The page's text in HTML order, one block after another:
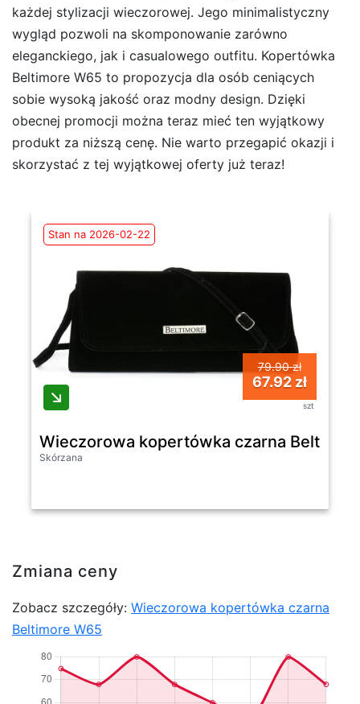
każdej stylizacji wieczorowej. Jego minimalistyczny
wygląd pozwoli na skomponowanie zarówno
eleganckiego, jak i casualowego outfitu. Kopertówka
Beltimore W65 to propozycja dla osób ceniących
sobie wysoką jakość oraz modny design. Dzięki
obecnej promocji można teraz mieć ten wyjątkowy
produkt za niższą cenę. Nie warto przegapić okazji i
skorzystać z tej wyjątkowej oferty już teraz!
Stan na 2026-02-22
79.90 zł
67.92 zł
szt
Wieczorowa kopertówka czarna
Skórzana
Zmiana ceny
Zobacz szczegóły: Wieczorowa kopertówka czarna
Beltimore W65